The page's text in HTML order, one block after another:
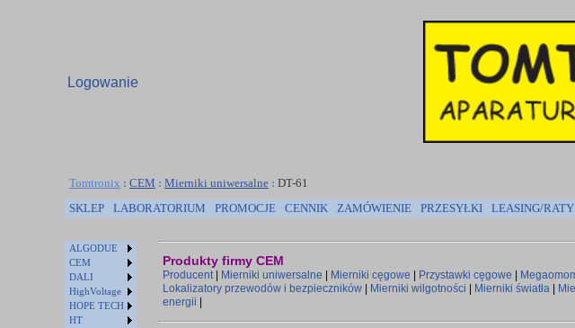
Logowanie
Tomtronix : CEM : Mierniki uniwersalne : DT-61
SKLEP
LABORATORIUM PROMOCJE CENNIK ZAMÓWIENIE PRZESYŁKI LEASING/RATY
ALGODUE
CEM
DALI
HighVoltage
HOPE TECH
HT
Produkty firmy CEM
Producent| Mierniki uniwersalne Mierniki cęgowe Przystawki cęgowe
Lokalizatory przewodów i bezpieczników
Mierniki wilgotności Mierniki światła
energii